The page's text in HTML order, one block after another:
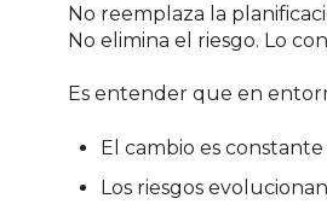
No reemplaza la
No elimina el riesgo. Lo
Es entender que en
El cambio es constante
Los riesgos evolucionan